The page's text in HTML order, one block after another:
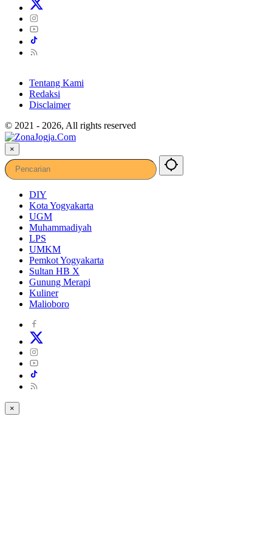
Tentang Kami
Redaksi
Disclaimer
© 2021 - 2026, All rights reserved
×
DIY
Kota Yogyakarta
UGM
Muhammadiyah
LPS
UMKM
Pemkot Yogyakarta
Sultan HB X
Gunung Merapi
Kuliner
Malioboro
×